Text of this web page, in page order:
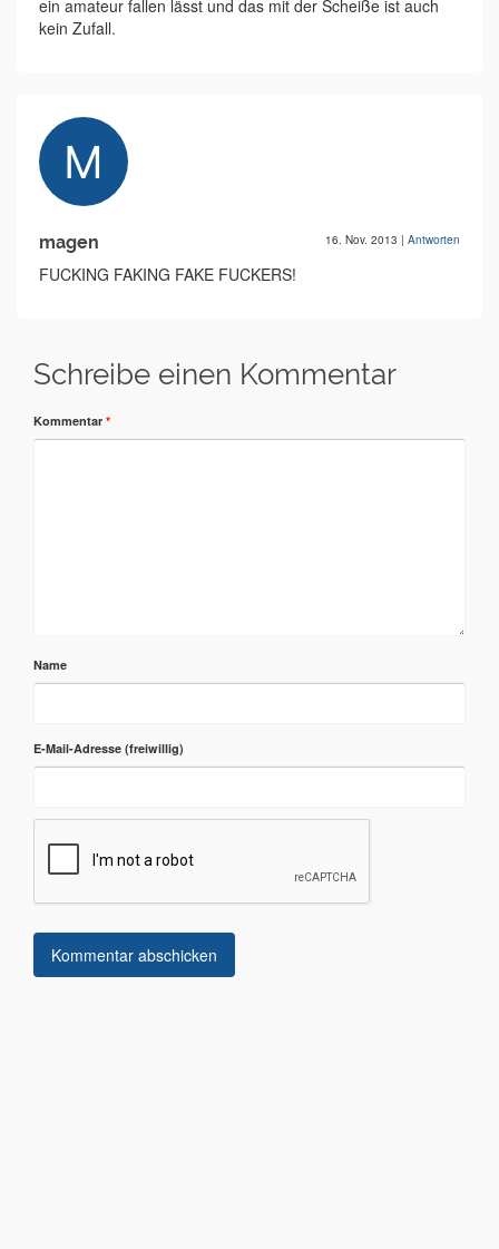
ein amateur fallen lässt und das mit der Scheiße ist auch
kein Zufall.
magen 16. Nov. 2013 | Antworten
FUCKING FAKING FAKE FUCKERS!
Schreibe einen Kommentar
Kommentar *
Name
E-Mail-Adresse